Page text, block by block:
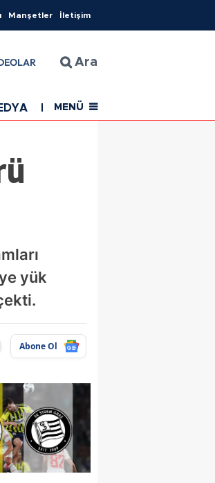
Manşetler İletişim
Ara
EĞİTİM SAĞLIK
MENÜ
yük
Abone Ol